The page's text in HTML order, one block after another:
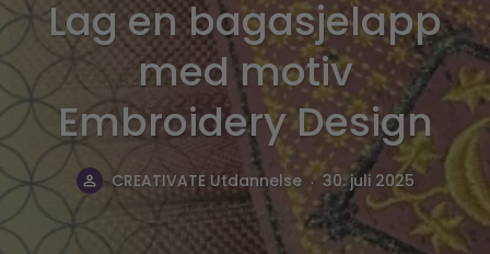
Lag en bagasjelapp
med motiv
Embroidery Design
CREATIVATE Utdannelse . 30. juli 2025